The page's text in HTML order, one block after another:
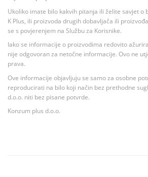
Ukoliko imate bilo kakvih pitanja ili želite savjet o
K Plus, ili proizvoda drugih dobavljača ili
se s povjerenjem na Službu za Korisnike.
Iako se informacije o proizvodima redovito
nije odgovoran za netočne informacije. Ovo ne
prava.
Ove informacije objavljuju se samo za osobne
reproducirati na bilo koji način bez prethodne
d.o.o. niti bez pisane potvrde.
Konzum plus d.o.o.